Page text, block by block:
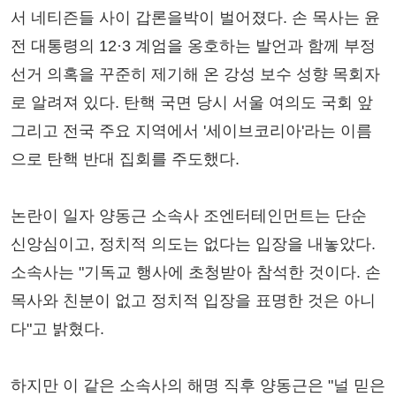
서 네티즌들 사이 갑론을박이 벌어졌다. 손 목사는 윤
전 대통령의 12·3 계엄을 옹호하는 발언과 함께 부정
선거 의혹을 꾸준히 제기해 온 강성 보수 성향 목회자
로 알려져 있다. 탄핵 국면 당시 서울 여의도 국회 앞
그리고 전국 주요 지역에서 '세이브코리아'라는 이름
으로 탄핵 반대 집회를 주도했다.
논란이 일자 양동근 소속사 조엔터테인먼트는 단순
신앙심이고, 정치적 의도는 없다는 입장을 내놓았다.
소속사는 "기독교 행사에 초청받아 참석한 것이다. 손
목사와 친분이 없고 정치적 입장을 표명한 것은 아니
다"고 밝혔다.
하지만 이 같은 소속사의 해명 직후 양동근은 "널 믿은